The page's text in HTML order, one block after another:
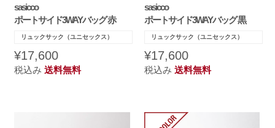
sasicco
ポートサイド3WAYバッグ 赤
リュックサック（ユニセックス）
¥17,600
税込み送料無料
sasicco
ポートサイド3WAYバッグ 黒
リュックサック（ユニセックス）
¥17,600
税込み送料無料